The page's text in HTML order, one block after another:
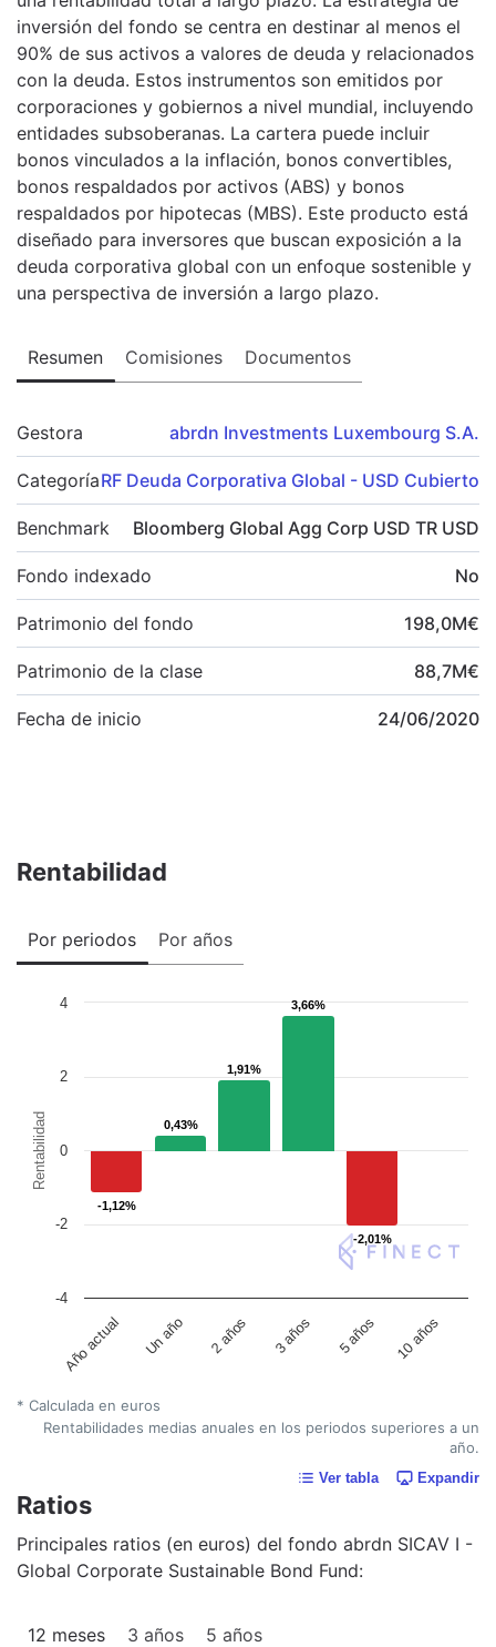
inversión del fondo se centra en destinar al menos el
90% de sus activos a valores de deuda y relacionados
con la deuda. Estos instrumentos son emitidos por
corporaciones y gobiernos a nivel mundial, incluyendo
entidades subsoberanas. La cartera puede incluir
bonos vinculados a la inflación, bonos convertibles,
bonos respaldados por activos (ABS) y bonos
respaldados por hipotecas (MBS). Este producto está
diseñado para inversores que buscan exposición a la
deuda corporativa global con un enfoque sostenible y
una perspectiva de inversión a largo plazo.
Resumen Comisiones Documentos
Gestora abrdn Investments Luxembourg S.A.
CategoríaRF Deuda Corporativa Global - USD Cubierto
Benchmark Bloomberg Global Agg Corp USD TR USD
Fondo indexado No
Patrimonio del fondo 198,0M€
Patrimonio de la clase 88,7M€
Fecha de inicio 24/06/2020
Rentabilidad
Por periodos Por años
Rentabilidad
-1,12%
-1,12%
0,43%
0,43%
1,91%
1,91%
3,66%
3,66%
-2,01%
-2,01%
Año actual Un año 2 años 3 años 5 años 10 años
-2
0
2
4
-4
* Calculada en euros
Rentabilidades medias anuales en los periodos superiores a un
año.
Ver tabla Expandir
Ratios
Principales ratios (en euros) del fondo abrdn SICAV I -
Global Corporate Sustainable Bond Fund:
12 meses 3 años 5 años